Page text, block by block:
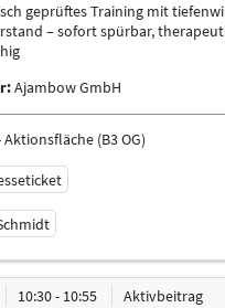
|
| Sporttherapeuten |
| Ärzte | Management
geprüftes Training mit
– sofort spürbar,
Ajambow GmbH
Aktionsfläche (B3 OG)
| 14:30 - 14:55
10:30 - 10:55 Aktivbeitrag